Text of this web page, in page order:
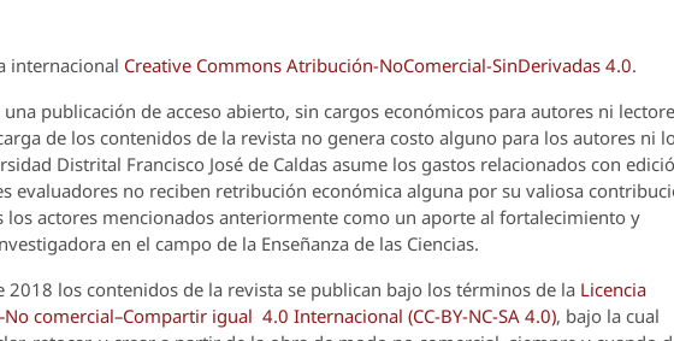
internacional Creative Commons Atribución-NoComercial-SinDerivadas 4.0.
una publicación de acceso abierto, sin cargos económicos para autores ni
de los contenidos de la revista no genera costo alguno para los autores ni
Distrital Francisco José de Caldas asume los gastos relacionados con
evaluadores no reciben retribución económica alguna por su valiosa
los actores mencionados anteriormente como un aporte al fortalecimiento y
en el campo de la Enseñanza de las Ciencias.
los contenidos de la revista se publican bajo los términos de la Licencia
comercial–Compartir igual 4.0 Internacional (CC-BY-NC-SA 4.0), bajo la cual